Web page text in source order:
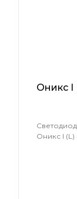
Оникс I
Оникс I (L)